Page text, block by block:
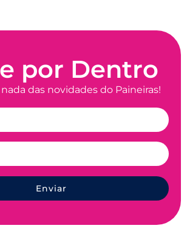
por Dentro
das novidades do Paineiras!
Enviar